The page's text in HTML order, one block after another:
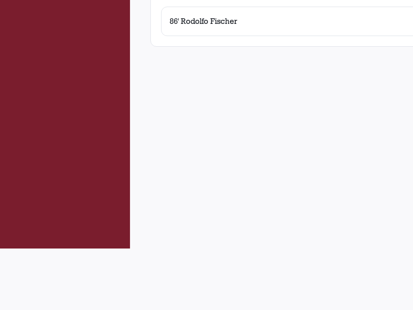
86' Rodolfo Fischer